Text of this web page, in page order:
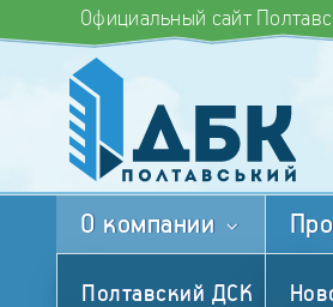
Официальный сайт
Офіційний сайт
Наші
О компании
Полтавский ДСК
Про компанію